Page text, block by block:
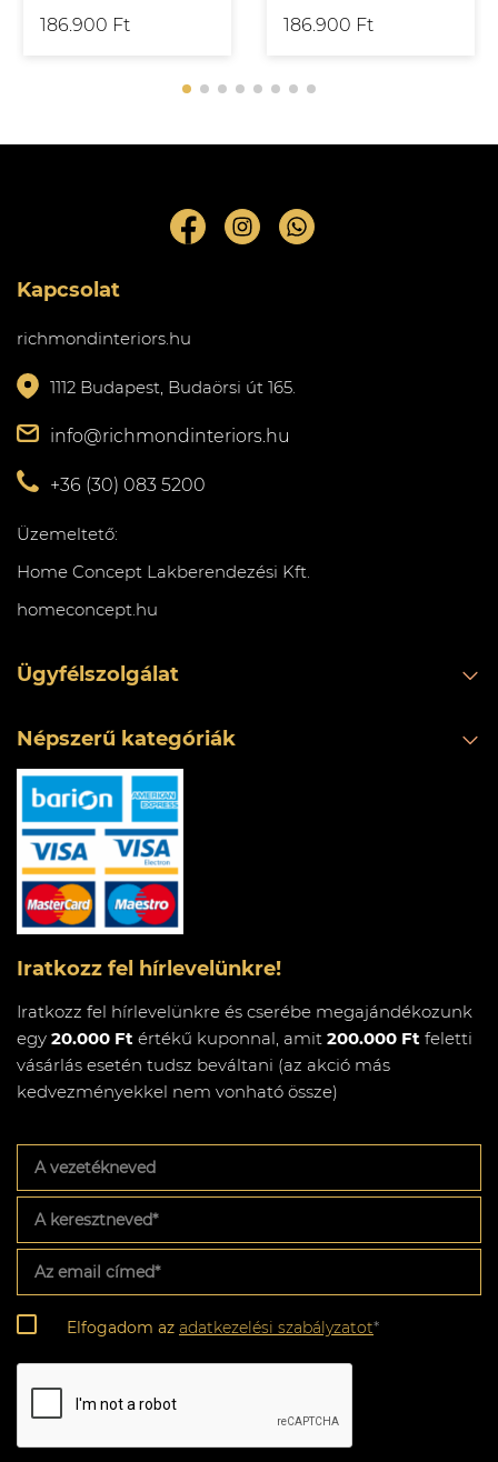
186.900 Ft 186.900 Ft
Kapcsolat
richmondinteriors.hu
1112 Budapest, Budaörsi út 165.
info@richmondinteriors.hu
+36 (30) 083 5200
Üzemeltető:
Home Concept Lakberendezési Kft.
homeconcept.hu
Ügyfélszolgálat
Népszerű kategóriák
Iratkozz fel hírlevelünkre!
Iratkozz fel hírlevelünkre és cserébe megajándékozunk
egy 20.000 Ft értékű kuponnal, amit 200.000 Ft feletti
vásárlás esetén tudsz beváltani (az akció más
kedvezményekkel nem vonható össze)
vezetékneved
keresztneved*
email
címed*
Adatkezelési
szabályzat*
Elfogadom az adatkezelési szabályzatot*
CAPTCHA